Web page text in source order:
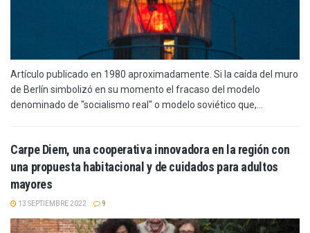
Artículo publicado en 1980 aproximadamente. Si la caída del muro
de Berlín simbolizó en su momento el fracaso del modelo
denominado de "socialismo real" o modelo soviético que,...
Carpe Diem, una cooperativa innovadora en la región con
una propuesta habitacional y de cuidados para adultos
mayores
13 SEPTIEMBRE 2022 9